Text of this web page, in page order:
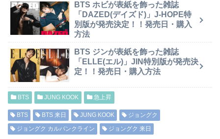
BTS ホビが表紙を飾った雑誌
「DAZED(デイズド)」J-HOPE特
別版が発売決定！！発売日・購入
方法
BTS ジンが表紙を飾った雑誌
「ELLE(エル)」JIN特別版が発売決
定！！発売日・購入方法
BTS JUNG KOOK 急上昇
BTS BTS 来日 JUNG KOOK
ジョングク
ジョングク カルバンクライン
ジョングク 来日